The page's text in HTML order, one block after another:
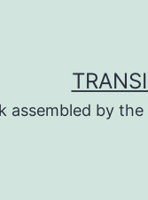
assembled by